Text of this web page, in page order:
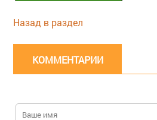
Назад в раздел
КОММЕНТАРИИ